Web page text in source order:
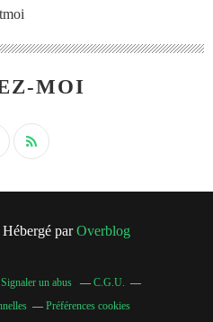
MOI
parOverblog
Signaler un abus
C.G.U.
Préférences cookies